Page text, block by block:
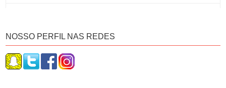
NOSSO PERFIL NAS REDES